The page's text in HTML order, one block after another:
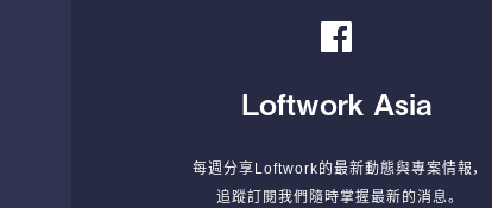
Loftwork Asia
每週分享Loftwork的最新動態與專案情報，
追蹤訂閱我們隨時掌握最新的消息。